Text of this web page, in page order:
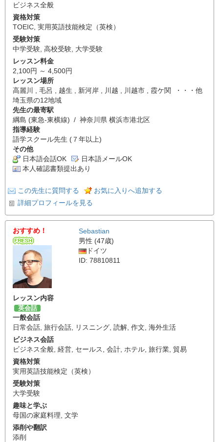
ビジネス全般
資格対策
TOEIC 実用英語技能検定（英検）
受験対策
中学受験 高校受験 大学受験
レッスン料金
2,100円 ～ 4,500円
レッスン場所
高麗川 , 毛呂 , 越生 , 新河岸 , 川越 , 川越市 , 霞ケ関 ・・・他
埼玉県の12地域
先生の最寄駅
綱島 (東急-東横線) / 神奈川県 横浜市港北区
指導経験
語学スクール先生 (７年以上)
その他
日本語会話OK
日本語メールOK
本人確認書類提出あり
この先生に質問する
お気に入りへ追加する
詳細プロフィールを見る
おすすめ！
Sebastian
男性 (47歳)
ドイツ
ID: 78810811
レッスン内容
英会話
一般会話
日常会話 旅行会話 リスニング 読解 作文 海外生活
ビジネス会話
ビジネス全般 経営 セールス 会計 ホテル 旅行業 貿易
資格対策
実用英語技能検定（英検）
受験対策
大学受験
趣味と学ぶ
母国の家庭料理 文学
添削や翻訳
添削